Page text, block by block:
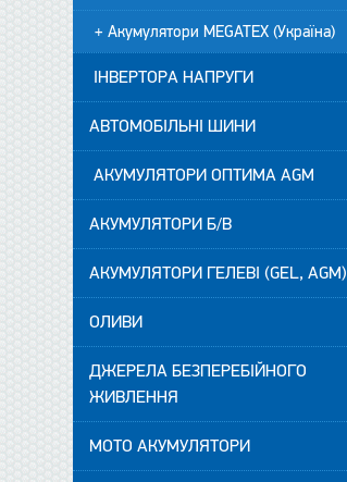
+ Акумулятори MEGATEX (Україна)
ІНВЕРТОРА НАПРУГИ
АВТОМОБІЛЬНІ ШИНИ
АКУМУЛЯТОРИ ОПТИМА AGM
АКУМУЛЯТОРИ Б/В
АКУМУЛЯТОРИ ГЕЛЕВІ (GEL, AGM)
ОЛИВИ
ДЖЕРЕЛА БЕЗПЕРЕБІЙНОГО
ЖИВЛЕННЯ
МОТО АКУМУЛЯТОРИ